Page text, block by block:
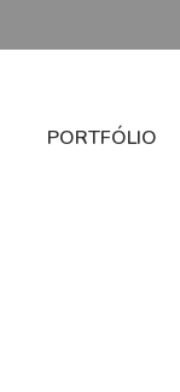
PORTFÓLIO